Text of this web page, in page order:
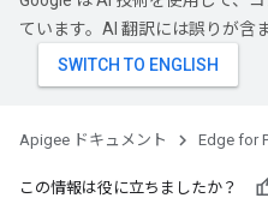
ています。AI 翻訳には誤りが含
Apigee ドキュメント Edge for
この情報は役に立ちましたか？